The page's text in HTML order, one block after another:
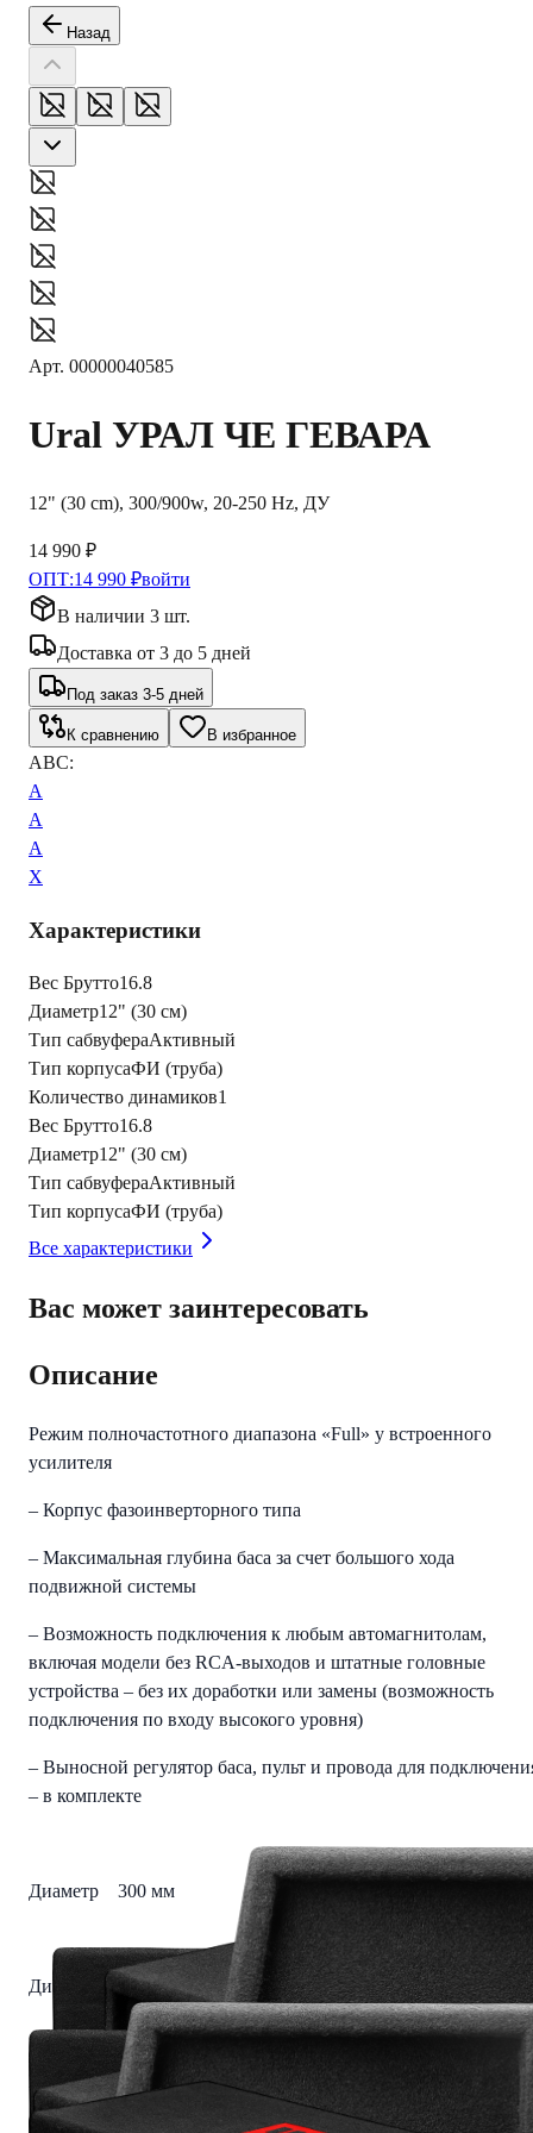
Назад
Арт. 00000040585
Ural УРАЛ ЧЕ ГЕВАРА
12" (30 cm), 300/900w, 20-250 Hz, ДУ
14 990 ₽
ОПТ:14 990 ₽войти
В наличии 3 шт.
Доставка от 3 до 5 дней
Под заказ 3-5 дней
К сравнению В избранное
ABC:
A
A
A
X
Характеристики
Вес Брутто16.8
Диаметр12" (30 см)
Тип сабвуфераАктивный
Тип корпусаФИ (труба)
Количество динамиков1
Вес Брутто16.8
Диаметр12" (30 см)
Тип сабвуфераАктивный
Тип корпусаФИ (труба)
Все характеристики
Вас может заинтересовать
Описание
Режим полночастотного диапазона «Full» у встроенного
усилителя
– Корпус фазоинверторного типа
– Максимальная глубина баса за счет большого хода
подвижной системы
– Возможность подключения к любым автомагнитолам,
включая модели без RCA-выходов и штатные головные
устройства – без их доработки или замены (возможность
подключения по входу высокого уровня)
– Выносной регулятор баса, пульт и провода для
– в комплекте
Диаметр 300 мм
Диапазон частот 20-250 Гц
Максимальная мощность, Вт 900